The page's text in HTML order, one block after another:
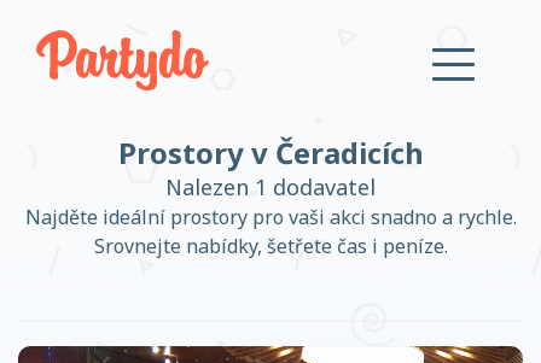
Přihlásit se
Založit účet
Prostory v Čeradicích
Nalezen 1 dodavatel
Najděte ideální prostory pro vaši akci snadno a rychle.
Srovnejte nabídky, šetřete čas i peníze.